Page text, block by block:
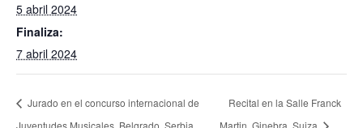
5 abril 2024
Finaliza:
7 abril 2024
Jurado en el concurso internacional de
Juventudes Musicales. Belgrado, Serbia.
Recital en la Salle Franck
Martin, Ginebra, Suiza